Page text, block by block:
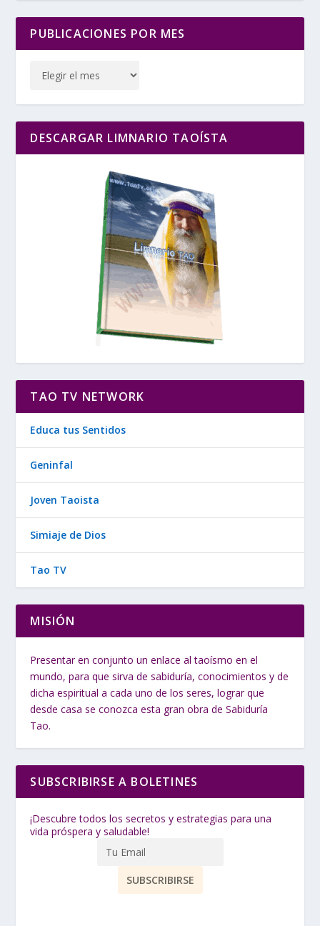
PUBLICACIONES POR MES
DESCARGAR LIMNARIO TAOÍSTA
TAO TV NETWORK
Educa tus Sentidos
Geninfal
Joven Taoista
Simiaje de Dios
Tao TV
MISIÓN
Presentar en conjunto un enlace al taoísmo en el
mundo, para que sirva de sabiduría, conocimientos y de
dicha espiritual a cada uno de los seres, lograr que
desde casa se conozca esta gran obra de Sabiduría
Tao.
SUBSCRIBIRSE A BOLETINES
¡Descubre todos los secretos y estrategias para una
vida próspera y saludable!